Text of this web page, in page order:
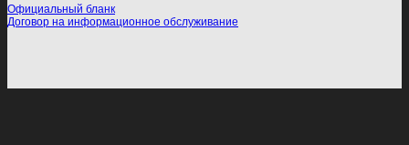
Официальный бланк
Договор на информационное обслуживание